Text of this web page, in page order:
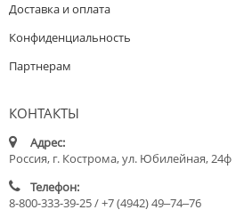
Доставка и оплата
Конфиденциальность
Партнерам
КОНТАКТЫ
Адрес:
Россия, г. Кострома, ул. Юбилейная, 24ф
Телефон:
8-800-333-39-25 / +7 (4942) 49‒74‒76